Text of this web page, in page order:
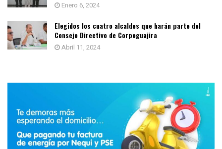
Enero 6, 2024
Elegidos los cuatro alcaldes que harán parte del
Consejo Directivo de Corpoguajira
Abril 11, 2024